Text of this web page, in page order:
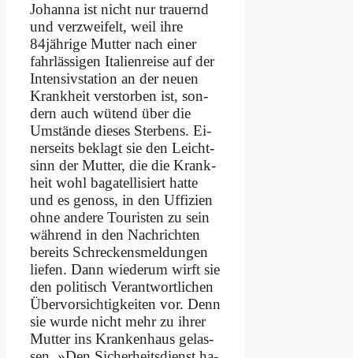
Jo­han­na ist nicht nur trau­ernd
und ver­zwei­felt, weil ih­re
84jährige Mut­ter nach ei­ner
fahr­läs­si­gen Ita­li­en­rei­se auf der
In­ten­siv­sta­ti­on an der neu­en
Krank­heit ver­stor­ben ist, son­
dern auch wü­tend über die
Um­stän­de die­ses Ster­bens. Ei­
ner­seits be­klagt sie den Leicht­
sinn der Mut­ter, die die Krank­
heit wohl ba­ga­tel­li­siert hat­te
und es ge­noss, in den Uf­fi­zi­en
oh­ne an­de­re Tou­ri­sten zu sein
wäh­rend in den Nach­rich­ten
be­reits Schreckens­mel­dun­gen
lie­fen. Dann wie­der­um wirft sie
den po­li­tisch Ver­ant­wort­li­chen
Über­vor­sich­tig­kei­ten vor. Denn
sie wur­de nicht mehr zu ih­rer
Mut­ter ins Kran­ken­haus ge­las­